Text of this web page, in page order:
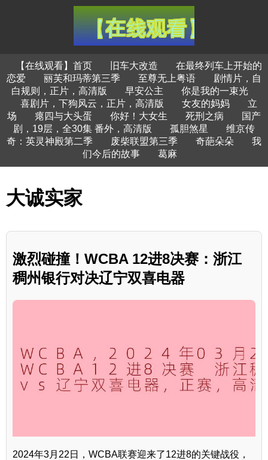
【在线观看】首页 旧车大改造
在最终列车上开始的
恋爱
丽芙和玛蒂第三季 至尊无上粤语
剧情片，自
白规则，正片，高清版
早安公主
你是我的一束光
喜剧片，下狗风云，正片，高清版
女友的妈妈
立
场
瘪四与大头蛋 你好！大女生 死刑之病
国产
剧，19层，全30集 番外，高清版
孤胆煞星
维京传
奇：英灵神殿第二季
废柴联盟第三季 奇葩朵朵
我
们今后的故事
葛麻
大诚实家
激烈碰撞！WCBA 12进8决赛：浙江
稠州银行对决辽宁双喜电器
2024年3月22日，WCBA联赛迎来了12进8的关键战役，